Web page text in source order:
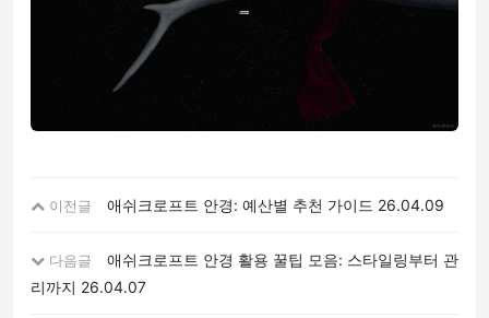
이전글 애쉬크로프트 안경: 예산별 추천 가이드 26.04.09
다음글
애쉬크로프트 안경 활용 꿀팁 모음: 스타일링부터 관
리까지 26.04.07